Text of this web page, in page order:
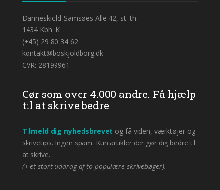
Danneskiold-Samsøes Alle 42, st. th.
1434 Kbh. K
(+45) 29 80 34 62
kontakt@boskjoldborg.dk
CVR: 28199961
Gør som over 4.000 andre. Få hjælp
til at skrive bedre
Tilmeld dig nyhedsbrevet og få viden, værktøjer og
skrivetips. Ingen spam. Kun artikler der gør dig bedre til
at skrive.
(+ et stort uddrag af to populære skrivebøger).